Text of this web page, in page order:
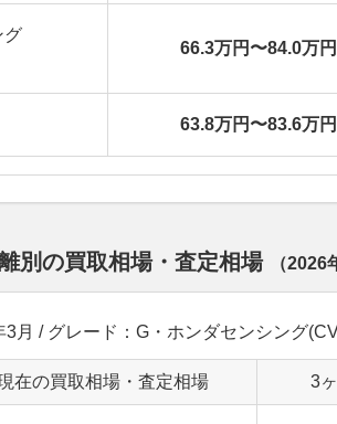
グ
66.3万円〜84.0万円
63.8万円〜83.6万円
別の買取相場・査定相場 （2026
3月 / グレード：G・ホンダセンシング
在の買取相場・査定相場 3